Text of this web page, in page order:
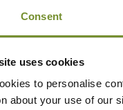
Consent
uses cookies
to personalise
about your use of our